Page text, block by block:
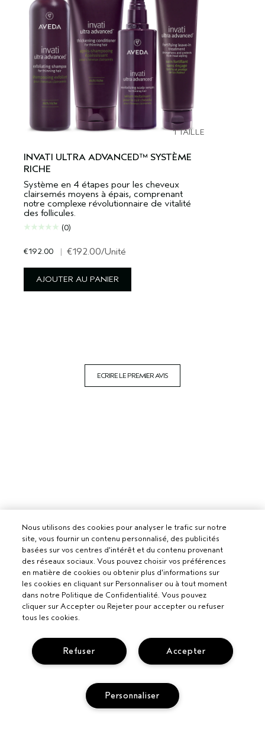
1 TAILLE
INVATI ULTRA ADVANCED™ SYSTÈME
RICHE
Système en 4 étapes pour les cheveux
clairsemés moyens à épais, comprenant
notre complexe révolutionnaire de vitalité
des follicules.
(0)
€192.00 | €192.00/Unité
AJOUTER AU PANIER
ECRIRE LE PREMIER AVIS
Pour les professionnels
Nous utilisons des cookies pour analyser le trafic sur notre
site, vous fournir un contenu personnalisé, des publicités
basées sur vos centres d'intérêt et du contenu provenant
des réseaux sociaux. Vous pouvez choisir vos préférences
en matière de cookies ou obtenir plus d'informations sur
les cookies en cliquant sur Personnaliser ou à tout moment
dans notre Politique de Confidentialité. Vous pouvez
cliquer sur Accepter ou Rejeter pour accepter ou refuser
tous les cookies.
Accepter
Refuser
Personnaliser